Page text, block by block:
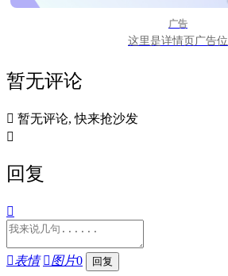
广告
这里是详情页广告位
暂无评论
 暂无评论, 快来抢沙发

回复

表情 图片0